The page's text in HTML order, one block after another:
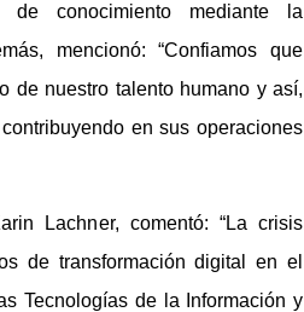
conocimiento mediante la
mencionó: “Confiamos que
de nuestro talento humano y así,
en sus operaciones
Lachner, comentó: “La crisis
de transformación digital en el
Tecnologías de la Información y